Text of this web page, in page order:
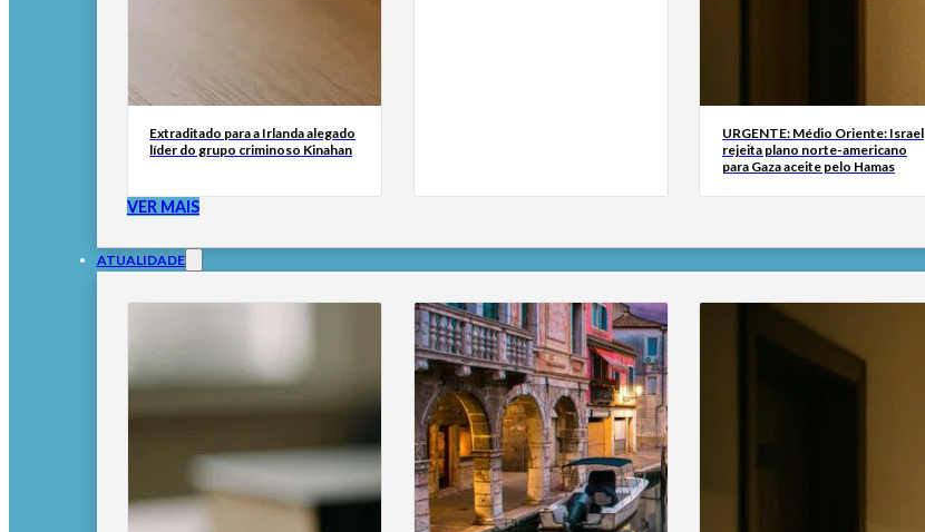
Extraditado para a Irlanda alegado
líder do grupo criminoso Kinahan
URGENTE: Médio Oriente: Israel
rejeita plano norte-americano
para Gaza aceite pelo Hamas
VER MAIS
ATUALIDADE